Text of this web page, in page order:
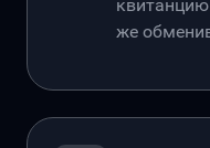
же